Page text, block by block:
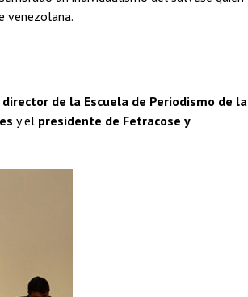
venezolana.
director de la Escuela de Periodismo de la
y el presidente de Fetracose y